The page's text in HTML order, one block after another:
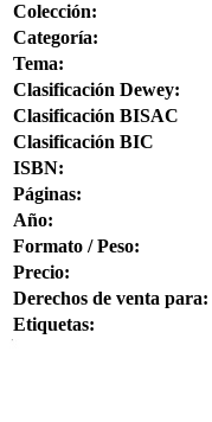
Colección:
Categoría:
Tema:
Clasificación Dewey:
Clasificación BISAC
Clasificación BIC
ISBN:
Páginas:
Año:
Formato / Peso:
Precio:
Derechos de venta para:
Etiquetas: